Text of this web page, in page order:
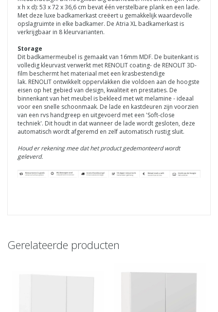
x h x d): 53 x 72 x 36,6 cm bevat één verstelbare plank en een lade.
Met deze luxe badkamerkast creëert u gemakkelijk waardevolle
opslagruimte in elke badkamer. De Atria XL badkamerkast is
verkrijgbaar in 8 kleurvarianten.
Storage
Dit badkamermeubel is gemaakt van 16mm MDF. De buitenkant is
volledig kleurvast verwerkt met RENOLIT coating- de RENOLIT3D-
film beschermt het materiaal met een krasbestendige
lak. RENOLIT ontwikkelt oppervlakken die voldoen aan de hoogste
eisen op het gebied van design, kwaliteit en prestaties. De
binnenkant van het meubel is bekleed met wit melamine - ideaal
voor een snelle schoonmaak. De lade en kastdeuren zijn voorzien
van een rvs handgreep en uitgevoerd met een 'Soft-close
techniek'. Dit houdt in dat wanneer de lade wordt gesloten, deze
automatisch wordt afgeremd en zelf automatisch rustig sluit.
Houd er rekening mee dat het product gedemonteerd wordt
geleverd.
Gerelateerde producten